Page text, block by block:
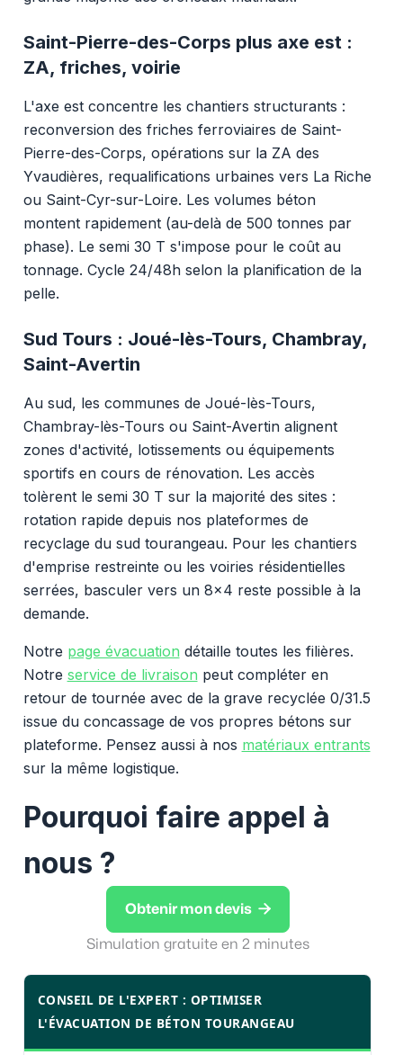
Saint-Pierre-des-Corps plus axe est :
ZA, friches, voirie
L'axe est concentre les chantiers structurants :
reconversion des friches ferroviaires de Saint-
Pierre-des-Corps, opérations sur la ZA des
Yvaudières, requalifications urbaines vers La Riche
ou Saint-Cyr-sur-Loire. Les volumes béton
montent rapidement (au-delà de 500 tonnes par
phase). Le semi 30 T s'impose pour le coût au
tonnage. Cycle 24/48h selon la planification de la
pelle.
Sud Tours : Joué-lès-Tours, Chambray,
Saint-Avertin
Au sud, les communes de Joué-lès-Tours,
Chambray-lès-Tours ou Saint-Avertin alignent
zones d'activité, lotissements ou équipements
sportifs en cours de rénovation. Les accès
tolèrent le semi 30 T sur la majorité des sites :
rotation rapide depuis nos plateformes de
recyclage du sud tourangeau. Pour les chantiers
d'emprise restreinte ou les voiries résidentielles
serrées, basculer vers un 8x4 reste possible à la
demande.
Notre page évacuation détaille toutes les filières.
Notre service de livraison peut compléter en
retour de tournée avec de la grave recyclée 0/31.5
issue du concassage de vos propres bétons sur
plateforme. Pensez aussi à nos matériaux entrants
sur la même logistique.
Pourquoi faire appel à
nous ?
Obtenir mon devis 
Simulation gratuite en 2 minutes
CONSEIL DE L'EXPERT : OPTIMISER
L'ÉVACUATION DE BÉTON TOURANGEAU